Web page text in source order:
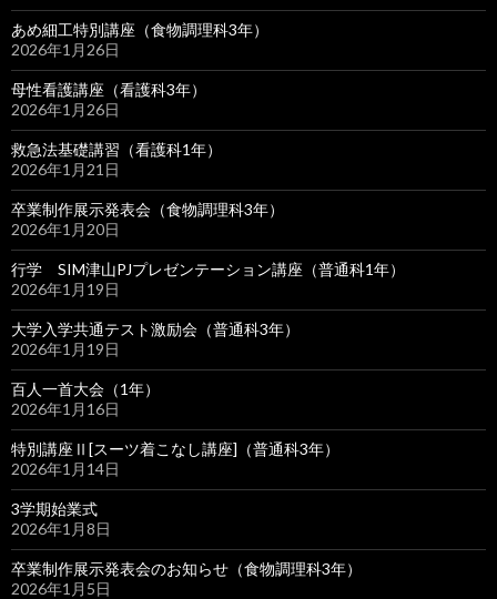
あめ細工特別講座（食物調理科3年）
2026年1月26日
母性看護講座（看護科3年）
2026年1月26日
救急法基礎講習（看護科1年）
2026年1月21日
卒業制作展示発表会（食物調理科3年）
2026年1月20日
行学 SIM津山PJプレゼンテーション講座（普通科1年）
2026年1月19日
大学入学共通テスト激励会（普通科3年）
2026年1月19日
百人一首大会（1年）
2026年1月16日
特別講座Ⅱ[スーツ着こなし講座]（普通科3年）
2026年1月14日
3学期始業式
2026年1月8日
卒業制作展示発表会のお知らせ（食物調理科3年）
2026年1月5日